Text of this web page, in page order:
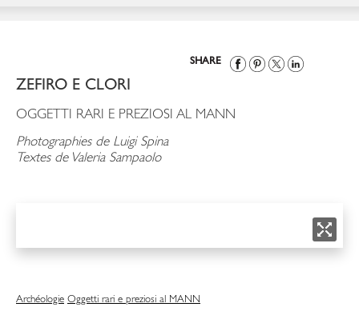
SHARE
ZEFIRO E CLORI
OGGETTI RARI E PREZIOSI AL MANN
Photographies de Luigi Spina
Textes de Valeria Sampaolo
Archéologie Oggetti rari e preziosi al MANN